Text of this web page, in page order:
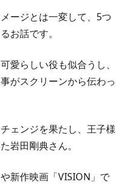
ージとは一変して、5つ
お話です。
愛らしい役も似合うし、
がスクリーンから伝わっ
ェンジを果たし、王子様
岩田剛典さん。
新作映画「VISION」で